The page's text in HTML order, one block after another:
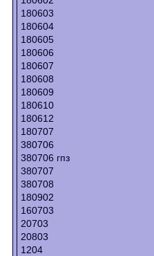
180603
180604
180605
180606
180607
180608
180609
180610
180612
180707
380706
380706 гпз
380707
380708
180902
160703
20703
20803
1204